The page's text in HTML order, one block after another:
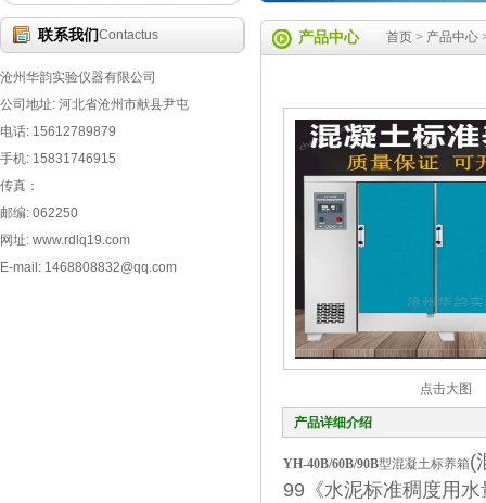
联系我们Contactus
沧州华韵实验仪器有限公司
公司地址: 河北省沧州市献县尹屯
电话: 15612789879
手机: 15831746915
传真：
邮编: 062250
网址: www.rdlq19.com
E-mail: 1468808832@qq.com
产品中心 首页 > 产品中心
点击大图
产品详细介绍
YH-40B/60B/90B型混凝土标养箱(
99《水泥标准稠度用